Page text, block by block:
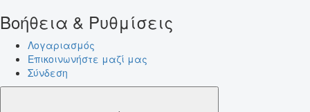
Βοήθεια & Ρυθμίσεις
Λογαριασμός
Επικοινωνήστε μαζί μας
Σύνδεση